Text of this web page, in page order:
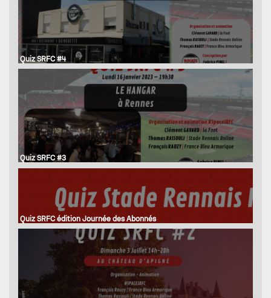
Quiz SRFC #4
Quiz SRFC #3
Quiz SRFC édition Journée des Abonnés